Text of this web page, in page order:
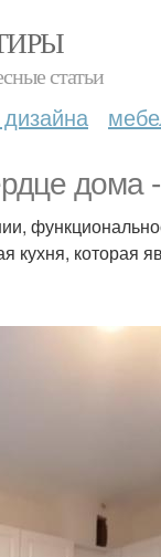
статьи
дома -
кухня,